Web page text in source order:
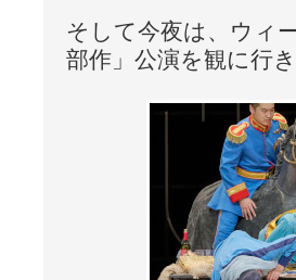
そして今夜は、ウィ
部作」公演を観に行